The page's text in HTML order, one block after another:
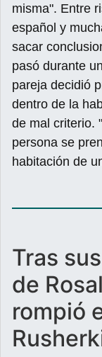
misma". Entre
español y
sacar
pasó durante
pareja decidió
dentro de la
de mal criterio.
persona se
habitación de
Tras
de
rompió